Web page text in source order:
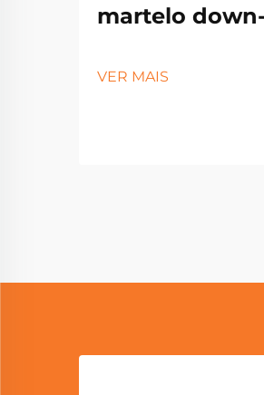
martelo
VER MAIS